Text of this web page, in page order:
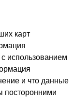
карт
использованием
и что данные
посторонними